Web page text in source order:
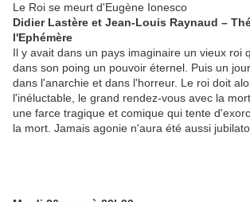
Le Roi se meurt d'Eugène Ionesco
Didier Lastère et Jean-Louis Raynaud –
l'Ephémère
Il y avait dans un pays imaginaire un vieux roi
dans son poing un pouvoir éternel. Puis un
dans l'anarchie et dans l'horreur. Le roi doit
l'inéluctable, le grand rendez-vous avec la
une farce tragique et comique qui tente
la mort. Jamais agonie n'aura été aussi